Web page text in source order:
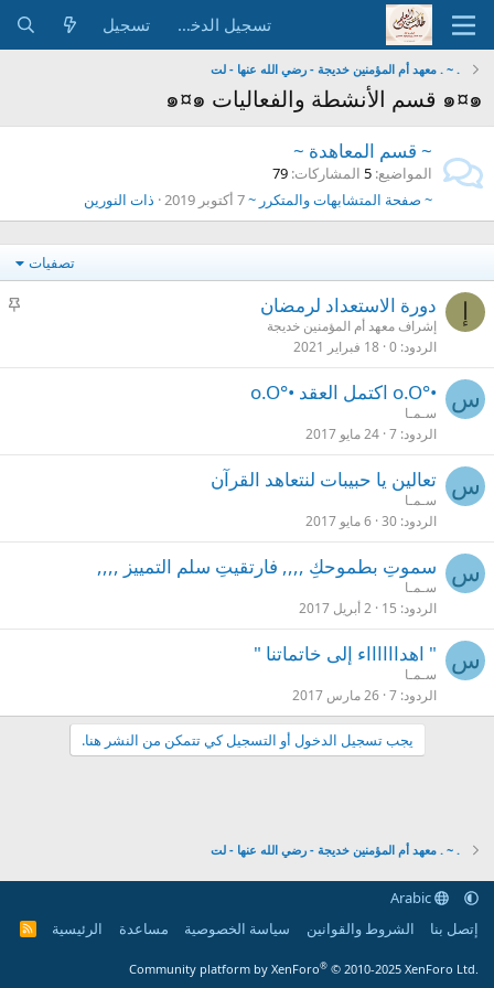
تسجيل الدخول تسجيل
. ~ . معهد أم المؤمنين خديجة - رضي الله عنها - لت
๑¤๑ قسم الأنشطة والفعاليات ๑¤๑
~ قسم المعاهدة ~
المواضيع 5 المشاركات 79
~ صفحة المتشابهات والمتكرر ~7 أكتوبر 2019 ذات النورين
تصفيات
إ
م
دورة الاستعداد لرمضان
إشراف معهد أم المؤمنين خديجة
الردود 0 18 فبراير 2021
س •°o.O اكتمل العقد •°o.O
سـمـا
الردود 7 24 مايو 2017
س تعالين يا حبيبات لنتعاهد القرآن
سـمـا
الردود 30 6 مايو 2017
س سموتِ بطموحكِ ,,,, فارتقيتِ سلم التمييز ,,,,
سـمـا
الردود 15 2 أبريل 2017
س " اهدااااااء إلى خاتماتنا "
سـمـا
الردود 7 26 مارس 2017
يجب تسجيل الدخول أو التسجيل كي تتمكن من النشر هنا.
. ~ . معهد أم المؤمنين خديجة - رضي الله عنها - لت
Arabic
إتصل بنا
الشروط والقوانين سياسة الخصوصية مساعدة الرئيسية
R
Community platform by XenForo® © 2010-2025 XenForo Ltd.